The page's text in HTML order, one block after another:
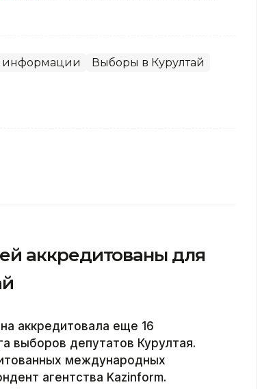
информации Выборы в Курултай
аккредитованы для
аккредитовала еще 16
выборов депутатов Курултая.
международных
агентства Kazinform.